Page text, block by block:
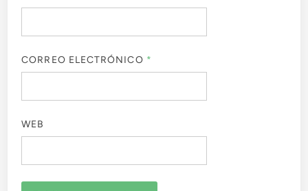
CORREO ELECTRÓNICO *
WEB